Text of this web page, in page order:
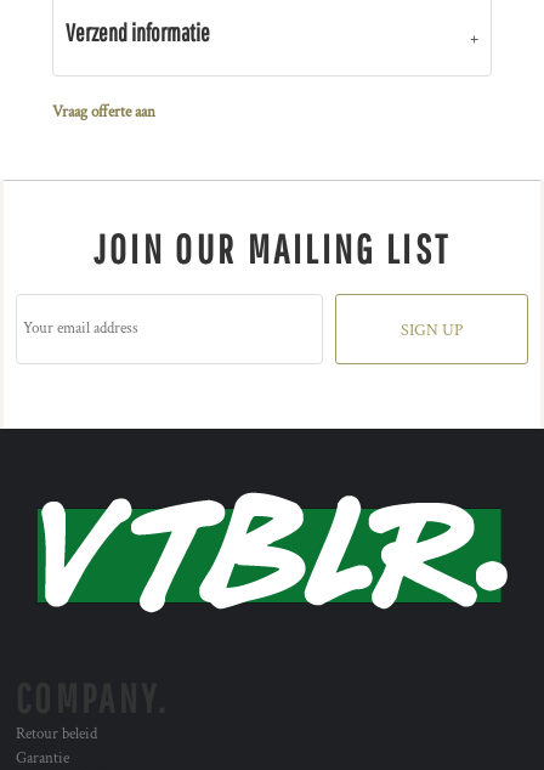
Verzend informatie
Vraag offerte aan
JOIN OUR MAILING LIST
SIGN UP
Retour beleid
Garantie